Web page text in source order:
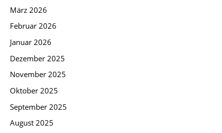
März 2026
Februar 2026
Januar 2026
Dezember 2025
November 2025
Oktober 2025
September 2025
August 2025